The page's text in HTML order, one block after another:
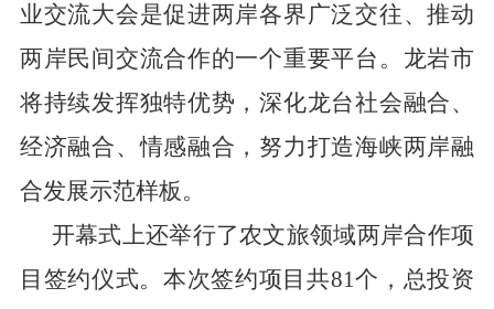
业交流大会是促进两岸各界广泛交往、推动
两岸民间交流合作的一个重要平台。龙岩市
将持续发挥独特优势，深化龙台社会融合、
经济融合、情感融合，努力打造海峡两岸融
合发展示范样板。
开幕式上还举行了农文旅领域两岸合作项
目签约仪式。本次签约项目共81个，总投资